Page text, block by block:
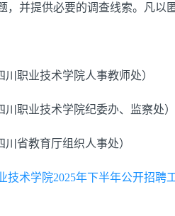
，并提供必要的调查线索。凡以
川职业技术学院人事教师处）
川职业技术学院纪委办、监察处）
川省教育厅组织人事处）
技术学院2025年下半年公开招聘